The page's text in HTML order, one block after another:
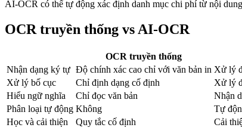
AI-OCR có thể tự động xác định danh mục chi phí từ nội
OCR truyền thống vs AI-OCR
OCR truyền thống
Nhận dạng ký tự Độ chính xác cao chỉ với văn bản in Xử lý
Xử lý bố cục
Chỉ định dạng cố định
Xử lý
Hiểu ngữ nghĩa
Chỉ đọc văn bản
Nhận
Phân loại tự động Không
Tự
Học và cải thiện
Quy tắc cố định Cải